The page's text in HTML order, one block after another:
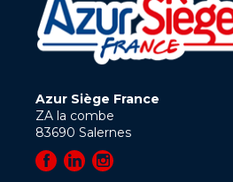
Azur Siège France
ZA la combe
83690 Salernes